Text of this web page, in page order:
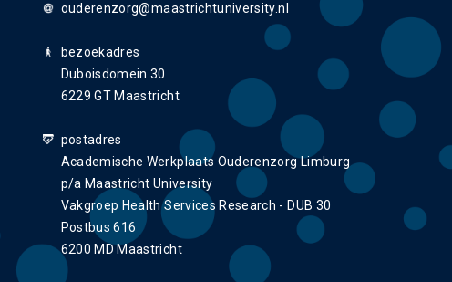
ouderenzorg
bezoekadres
Duboisdomein 30
6229 GT Maastricht
postadres
Academische Werkplaats Ouderenzorg Limburg
p/a Maastricht University
Vakgroep Health Services Research - DUB 30
Postbus 616
6200 MD Maastricht